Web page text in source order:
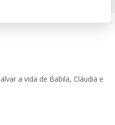
a vida de Babila, Cláudia e